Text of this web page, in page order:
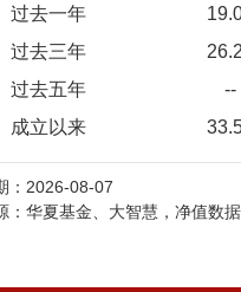
过去一年
过去三年
过去五年
--
成立以来
1.3162
1.2958
1.3114 1.3114
：2026-08-07
：华夏基金、大智慧，净值数